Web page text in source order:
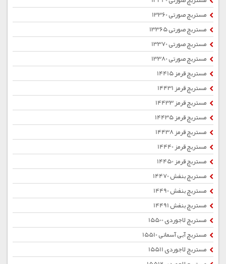
مستربچ صورتی 13360
مستربچ صورتی 13365
مستربچ صورتی 13370
مستربچ صورتی 13380
مستربچ قرمز 14415
مستربچ قرمز 14431
مستربچ قرمز 14433
مستربچ قرمز 14435
مستربچ قرمز 14438
مستربچ قرمز 14440
مستربچ قرمز 14450
مستربچ بنفش 14470
مستربچ بنفش 14490
مستربچ بنفش 14491
مستربچ لاجوردی 15500
مستربچ آبی آسمانی 15510
مستربچ لاجوردی 15511